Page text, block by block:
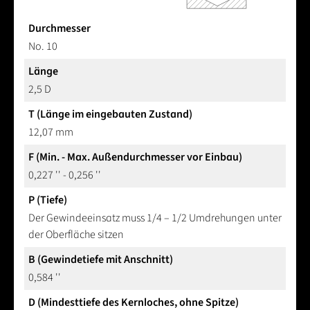
Durchmesser
No. 10
Länge
2,5 D
T (Länge im eingebauten Zustand)
12,07 mm
F (Min. - Max. Außendurchmesser vor Einbau)
0,227 '' - 0,256 ''
P (Tiefe)
Der Gewindeeinsatz muss 1/4 – 1/2 Umdrehungen unter
der Oberfläche sitzen
B (Gewindetiefe mit Anschnitt)
0,584 ''
D (Mindesttiefe des Kernloches, ohne Spitze)